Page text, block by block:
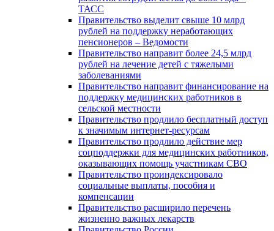
ТАСС
Правительство выделит свыше 10 млрд
рублей на поддержку неработающих
пенсионеров – Ведомости
Правительство направит более 24,5 млрд
рублей на лечение детей с тяжелыми
заболеваниями
Правительство направит финансирование на
поддержку медицинских работников в
сельской местности
Правительство продлило бесплатный доступ
к значимым интернет-ресурсам
Правительство продлило действие мер
соцподдержки для медицинских работников,
оказывающих помощь участникам СВО
Правительство проиндексировало
социальные выплаты, пособия и
компенсации
Правительство расширило перечень
жизненно важных лекарств